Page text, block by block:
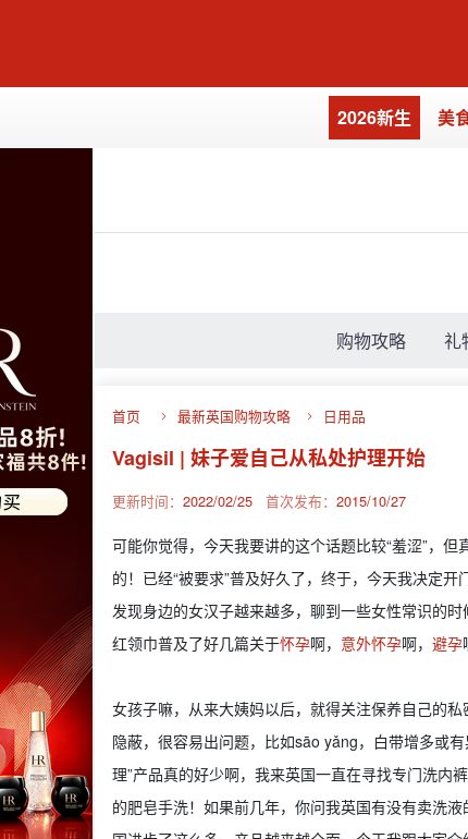
2026新生 美
购物攻略 礼
首页 最新英国购物攻略 日用品
Vagisil | 妹子爱自己从私处护理开始
更新时间： 2022/02/25 首次发布： 2015/10/27
可能你觉得，今天我要讲的这个话题比较“羞涩”，
的！已经“被要求”普及好久了，终于，今天我决定
发现身边的女汉子越来越多，聊到一些女性常识的
红领巾普及了好几篇关于怀孕啊， 意外怀孕啊， 避孕
女孩子嘛，从来大姨妈以后，就得关注保养自己的
隐蔽，很容易出问题，比如sāo yǎng，白带增多或
理”产品真的好少啊，我来英国一直在寻找专门洗内
的肥皂手洗！如果前几年，你问我英国有没有卖洗